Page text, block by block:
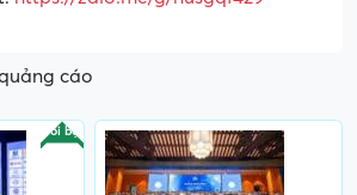
cáo
Nổi bật